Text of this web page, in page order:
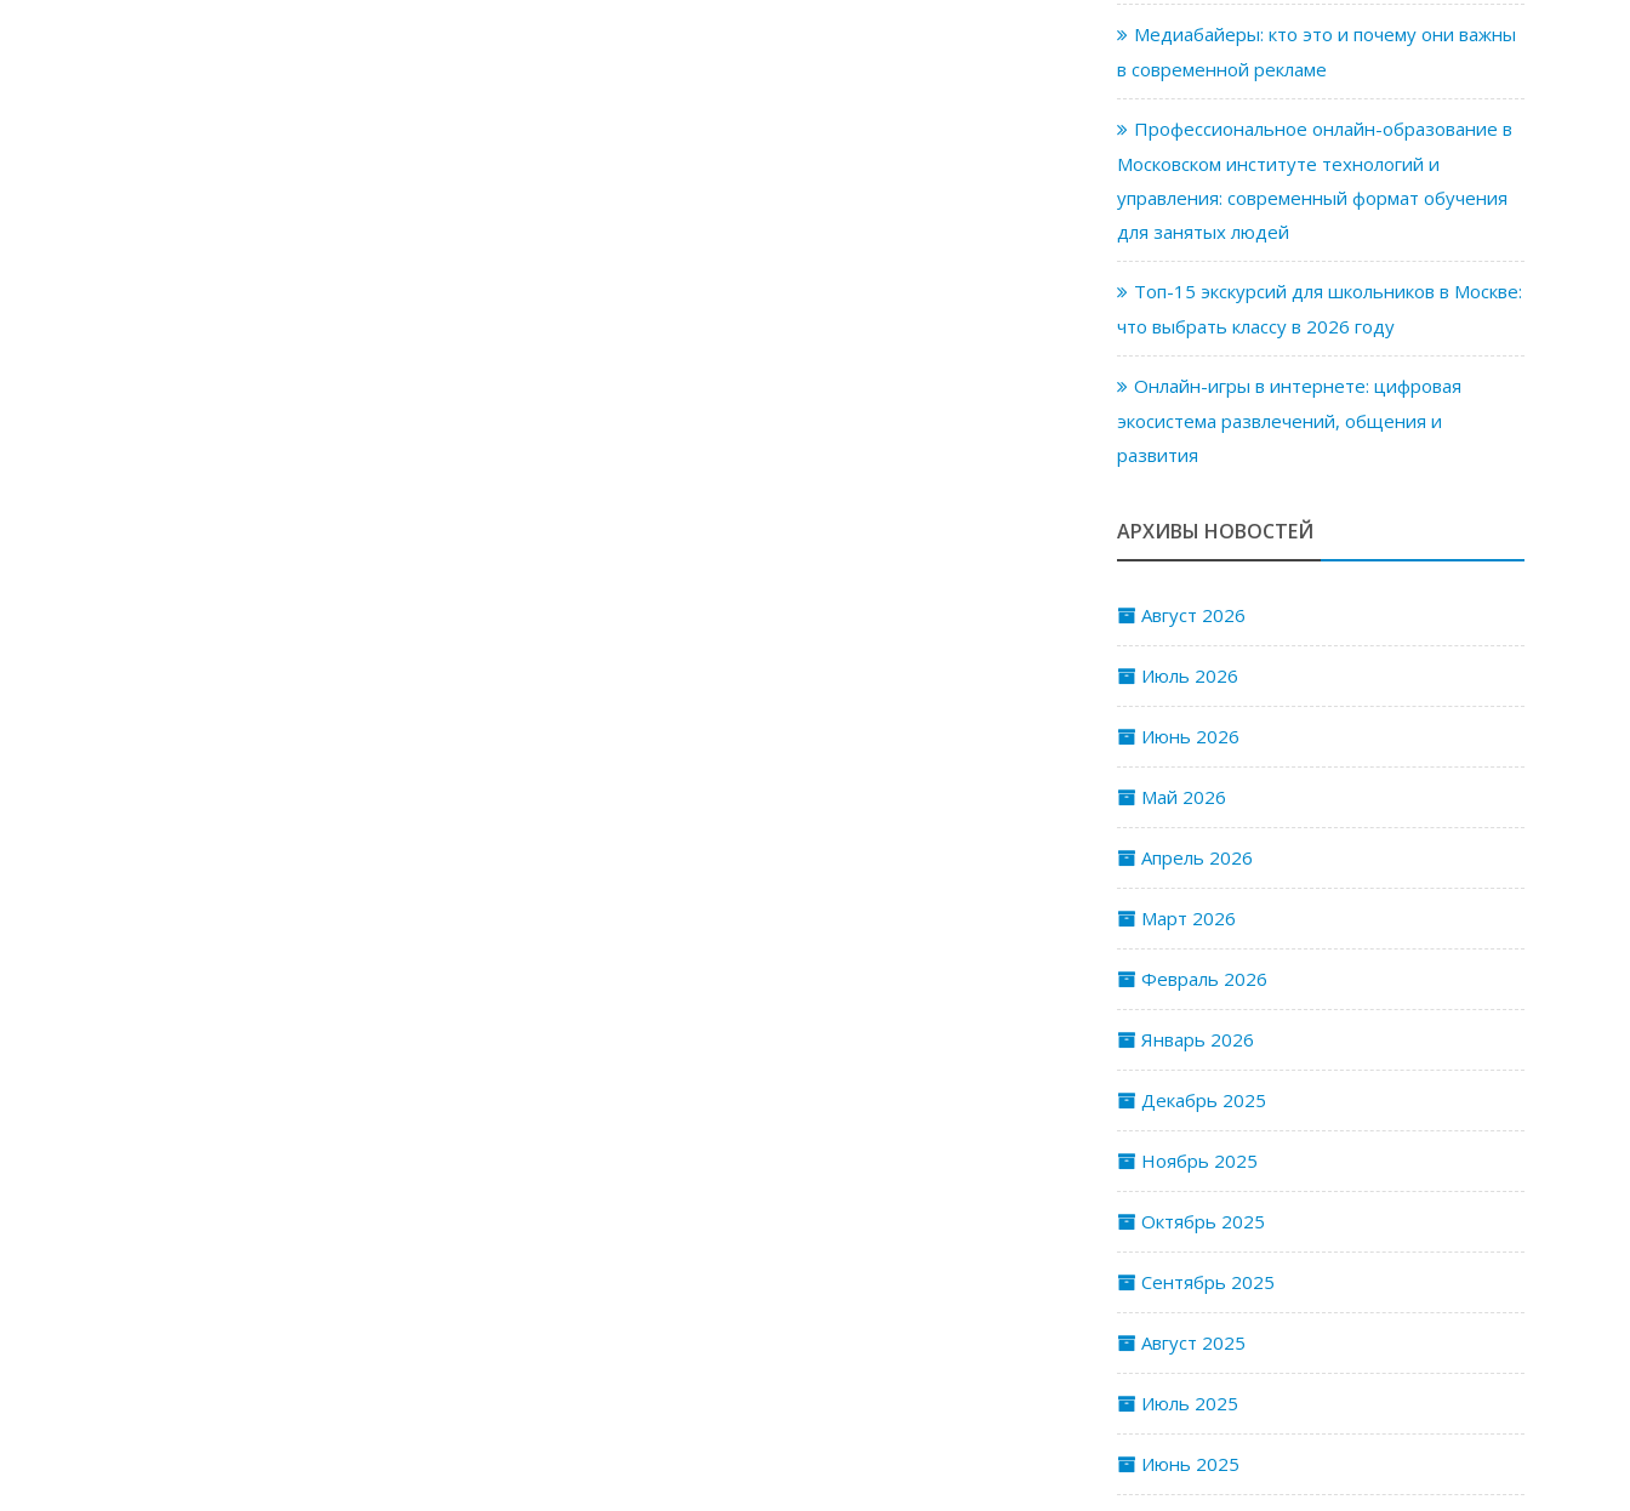
Медиабайеры: кто это и почему они важны
в современной рекламе
Профессиональное онлайн-образование в
Московском институте технологий и
управления: современный формат обучения
для занятых людей
Топ-15 экскурсий для школьников в Москве:
что выбрать классу в 2026 году
Онлайн-игры в интернете: цифровая
экосистема развлечений, общения и
развития
АРХИВЫ НОВОСТЕЙ
Август 2026
Июль 2026
Июнь 2026
Май 2026
Апрель 2026
Март 2026
Февраль 2026
Январь 2026
Декабрь 2025
Ноябрь 2025
Октябрь 2025
Сентябрь 2025
Август 2025
Июль 2025
Июнь 2025